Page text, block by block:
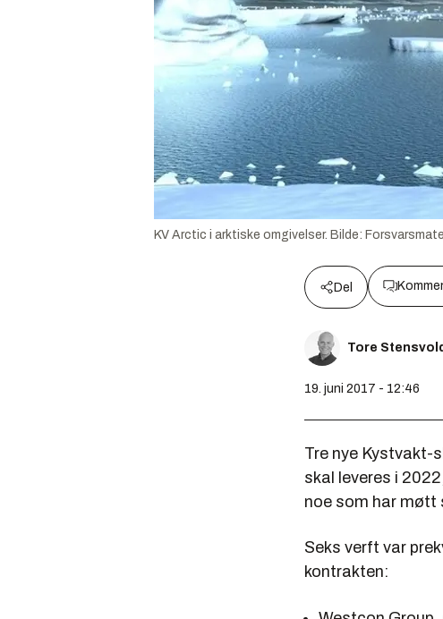
KV Arctic i arktiske omgivelser. Bilde:
Del
Tore
19. juni 2017 - 12:46
Tre nye Kystvakt-
skal leveres i
noe som har møtt
Seks verft var
kontrakten: